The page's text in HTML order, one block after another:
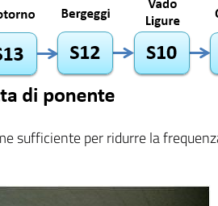
sufficiente per ridurre la